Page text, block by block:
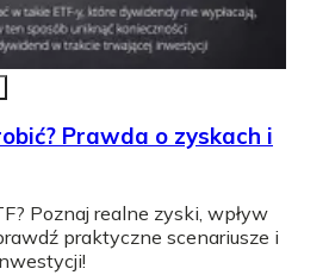
Prawda o zyskach i
Poznaj realne zyski, wpływ
praktyczne scenariusze i